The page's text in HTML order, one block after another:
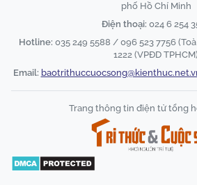
phố Hồ Chí Minh
Điện thoại: 024 6 254
Hotline: 035 249 5588 / 096 523 7756
1222 (VPĐD TPHCM)
Email:
Trang thông tin điện tử tổng